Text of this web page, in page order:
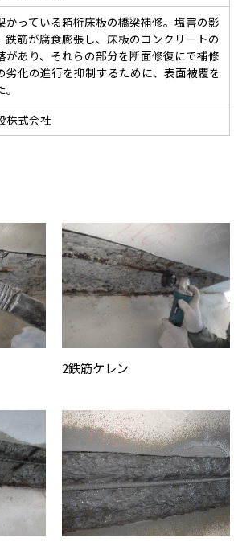
かっている箱桁床板の橋梁補修。塩害の影
鉄筋が腐食膨張し、床板のコンクリートの
があり、それらの部分を断面修復にで補修
劣化の進行を抑制するために、表面被覆を
株式会社
2鉄筋ケレン